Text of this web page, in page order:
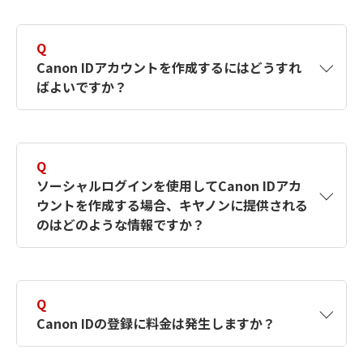
Q
Canon IDアカウントを作成するにはどうすれ
ばよいですか？
す。詳しい作成方法は【カメラ】Canon IDとは
何ですか？Canon IDの作成方法は？をご確認く
ださい。
Q
ソーシャルログインを使用してCanon IDアカ
ウントを作成する場合、キヤノンに提供される
のはどのような情報ですか？
択したサービスから取得します。アカウントを
簡単に作成できるように、この情報を使用して
Canon IDの登録フォームを入力します。
Q
Canon IDの登録に料金は発生しますか？